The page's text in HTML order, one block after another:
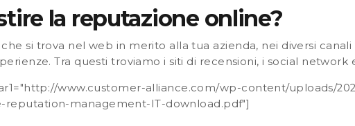
la reputazione online?
si trova nel web in merito alla tua azienda, nei diversi canali
Tra questi troviamo i siti di recensioni, i social network
www.customer-alliance.com/wp-content/uploads/
management-IT-download.pdf"]